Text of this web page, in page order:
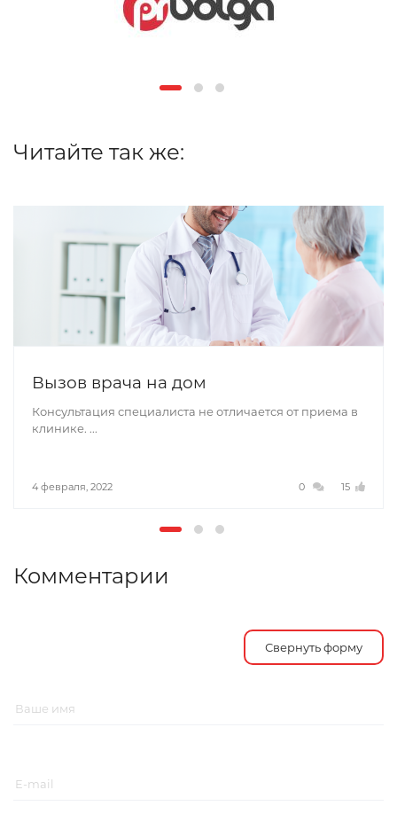
Читайте так же:
Вызов врача на дом
Консультация специалиста не отличается от приема в
клинике. ...
4 февраля, 2022 0 15
Комментарии
Свернуть форму